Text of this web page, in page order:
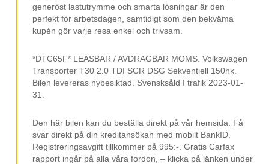
Elhissar
Elspeglar
12 V Uttag
Svensksåld
MOMS/VAT
generöst lastutrymme och smarta lösningar är den
perfekt för arbetsdagen, samtidigt som den bekväma
kupén gör varje resa enkel och trivsam.
*DTC65F* LEASBAR / AVDRAGBAR MOMS. Volkswagen
Transporter T30 2.0 TDI SCR DSG Sekventiell 150hk.
Bilen levereras nybesiktad. Svensksåld I trafik 2023-01-
31.
Den här bilen kan du beställa direkt på vår hemsida. Få
svar direkt på din kreditansökan med mobilt BankID.
Registreringsavgift tillkommer på 995:-. Gratis Carfax
rapport ingår på alla våra fordon, – klicka på länken under